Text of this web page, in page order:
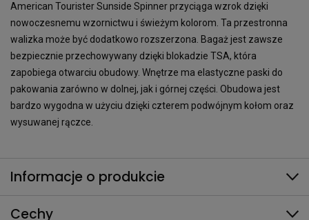
American Tourister Sunside Spinner przyciąga wzrok dzięki
nowoczesnemu wzornictwu i świeżym kolorom. Ta przestronna
walizka może być dodatkowo rozszerzona. Bagaż jest zawsze
bezpiecznie przechowywany dzięki blokadzie TSA, która
zapobiega otwarciu obudowy. Wnętrze ma elastyczne paski do
pakowania zarówno w dolnej, jak i górnej części. Obudowa jest
bardzo wygodna w użyciu dzięki czterem podwójnym kołom oraz
wysuwanej rączce.
Informacje o produkcie
Cechy